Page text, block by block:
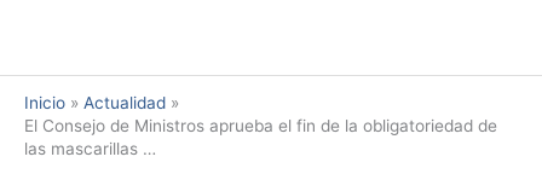
Inicio
Actualidad
El Consejo de Ministros aprueba el fin de la obligatoriedad de
las mascarillas …